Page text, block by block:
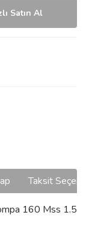
Satın Al
Taksit
160 Mss 1.5